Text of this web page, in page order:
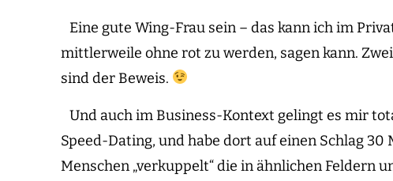
Eine gute Wing-Frau sein – das kann ich im
mittlerweile ohne rot zu werden, sagen kann.
sind der Beweis.
Und auch im Business-Kontext gelingt es mir
Speed-Dating, und habe dort auf einen Schlag
Menschen „verkuppelt“ die in ähnlichen Feldern